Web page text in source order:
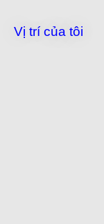
Vị trí của tôi